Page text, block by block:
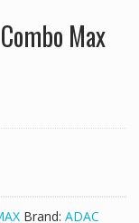
Max
Brand: ADAC